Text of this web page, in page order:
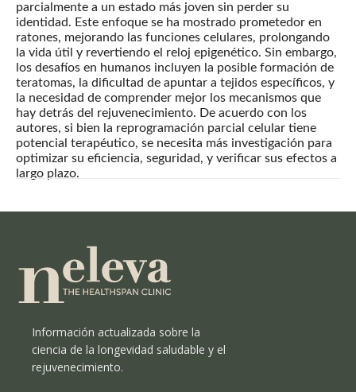
parcialmente a un estado más joven sin perder su
identidad. Este enfoque se ha mostrado prometedor en
ratones, mejorando las funciones celulares, prolongando
la vida útil y revertiendo el reloj epigenético. Sin embargo,
los desafíos en humanos incluyen la posible formación de
teratomas, la dificultad de apuntar a tejidos específicos, y
la necesidad de comprender mejor los mecanismos que
hay detrás del rejuvenecimiento. De acuerdo con los
autores, si bien la reprogramación parcial celular tiene
potencial terapéutico, se necesita más investigación para
optimizar su eficiencia, seguridad, y verificar sus efectos a
largo plazo.
Información actualizada sobre la
ciencia de la longevidad saludable y el
rejuvenecimiento.